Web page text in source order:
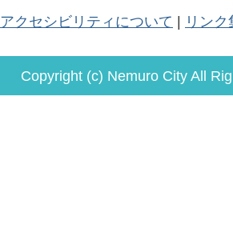
アクセシビリティについて リンク
Copyright (c) Nemuro City All